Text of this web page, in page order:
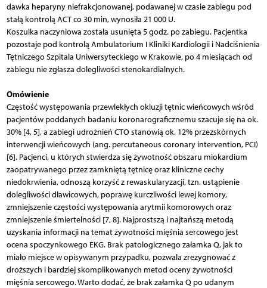
dawka heparyny niefrakcjonowanej, podawanej w czasie zabiegu pod
stałą kontrolą ACT co 30 min, wynosiła 21 000 U.
Koszulka naczyniowa została usunięta 5 godz. po zabiegu. Pacjentka
pozostaje pod kontrolą Ambulatorium I Kliniki Kardiologii i Nadciśnienia
Tętniczego Szpitala Uniwersyteckiego w Krakowie, po 4 miesiącach od
zabiegu nie zgłasza dolegliwości stenokardialnych.
Omówienie
Częstość występowania przewlekłych okluzji tętnic wieńcowych wśród
pacjentów poddanych badaniu koronarograficznemu szacuje się na ok.
30% [4, 5], a zabiegi udrożnień CTO stanowią ok. 12% przezskórnych
interwencji wieńcowych (ang. percutaneous coronary intervention, PCI)
[6]. Pacjenci, u których stwierdza się żywotność obszaru miokardium
zaopatrywanego przez zamkniętą tętnicę oraz kliniczne cechy
niedokrwienia, odnoszą korzyść z rewaskularyzacji, tzn. ustąpienie
dolegliwości dławicowych, poprawę kurczliwości lewej komory,
zmniejszenie częstości występowania arytmii komorowych oraz
zmniejszenie śmiertelności [7, 8]. Najprostszą i najtańszą metodą
uzyskania informacji na temat żywotności mięśnia sercowego jest
ocena spoczynkowego EKG. Brak patologicznego załamka Q, jak to
miało miejsce w opisywanym przypadku, pozwala zrezygnować z
droższych i bardziej skomplikowanych metod oceny żywotności
mięśnia sercowego. Warto dodać, że brak załamka Q po udanym